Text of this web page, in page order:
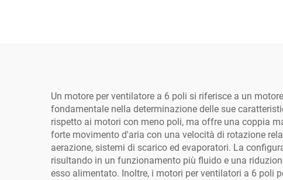
Un motore per ventilatore a 6 poli si riferisce a un
fondamentale nella determinazione delle sue
rispetto ai motori con meno poli, ma offre una coppia
forte movimento d'aria con una velocità di rotazione
aerazione, sistemi di scarico ed evaporatori. La
risultando in un funzionamento più fluido e una
esso alimentato. Inoltre, i motori per ventilatori a 6 poli